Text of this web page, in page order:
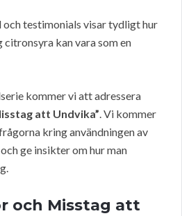
och testimonials visar tydligt hur
kan vara som en
kommer vi att adressera
att Undvika”. Vi kommer
kring användningen av
ge insikter om hur man
och Misstag att